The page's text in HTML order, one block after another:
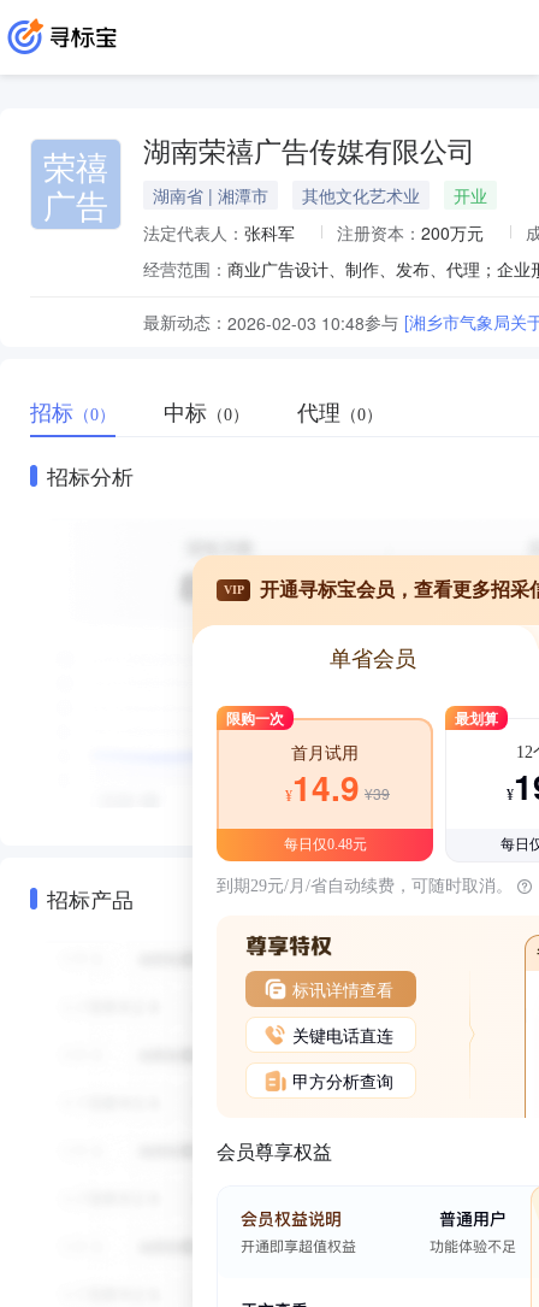
荣禧
广告
湖南荣禧广告传媒有限公司
湖南省 | 湘潭市 其他文化艺术业
开业
法定代表人： 张科军 注册资本： 200万元
经营范围：
最新动态： 2026-02-03 10:48参与 [湘乡市气象局关
招标 （0） 中标 （0） 代理 （0）
招标分析
招标产品
VIP 开通寻标宝会员，查看更多招采
单省会员
限购一次
首月试用
¥14.9 ¥39
每日仅0.48元
最划算
12
¥
每日
到期29元/月/省自动续费，可随时取消。
标讯详情查看
关键电话直连
甲方分析查询
会员尊享权益